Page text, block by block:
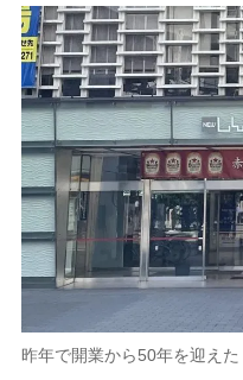
昨年で開業から50年を迎えた